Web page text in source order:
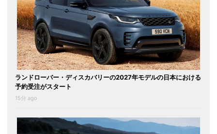
ランドローバー・ディスカバリーの2027年モデルの日本における
予約受注がスタート
15分 ago